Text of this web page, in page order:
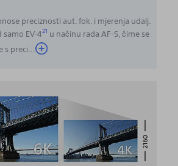
preciznosti aut. fok. i mjerenja udalj.
EV-421 u načinu rada AF-S, čime se
s preci...